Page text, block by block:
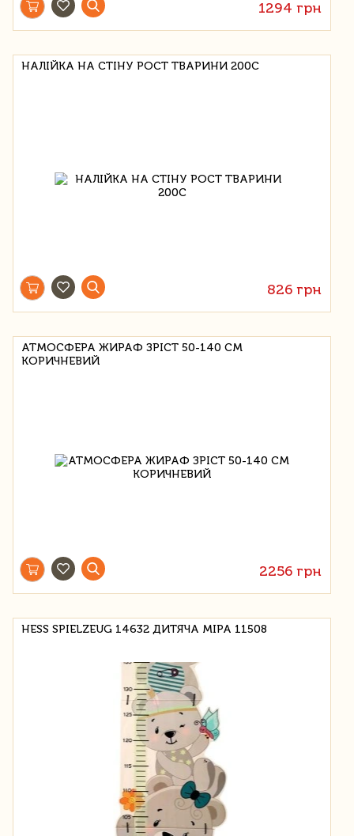
1294 грн
НАЛІЙКА НА СТІНУ РОСТ ТВАРИНИ 200C
826 грн
АТМОСФЕРА ЖИРАФ ЗРІСТ 50-140 СМ
КОРИЧНЕВИЙ
2256 грн
HESS SPIELZEUG 14632 ДИТЯЧА МІРА 11508